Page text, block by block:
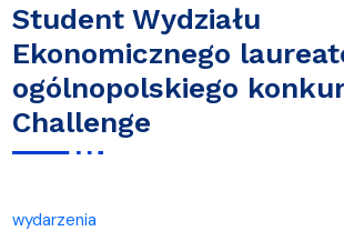
Student Wydziału
Ekonomicznego
ogólnopolskiego
Challenge
wydarzenia